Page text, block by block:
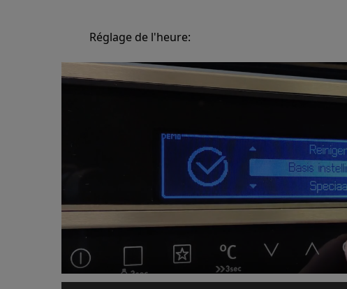
Réglage de l'heure: